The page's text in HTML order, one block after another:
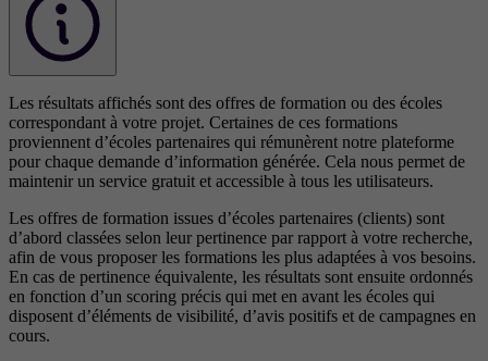
Les résultats affichés sont des offres de formation ou des écoles
correspondant à votre projet. Certaines de ces formations
proviennent d’écoles partenaires qui rémunèrent notre plateforme
pour chaque demande d’information générée. Cela nous permet de
maintenir un service gratuit et accessible à tous les utilisateurs.
Les offres de formation issues d’écoles partenaires (clients) sont
d’abord classées selon leur pertinence par rapport à votre recherche,
afin de vous proposer les formations les plus adaptées à vos besoins.
En cas de pertinence équivalente, les résultats sont ensuite ordonnés
en fonction d’un scoring précis qui met en avant les écoles qui
disposent d’éléments de visibilité, d’avis positifs et de campagnes en
cours.